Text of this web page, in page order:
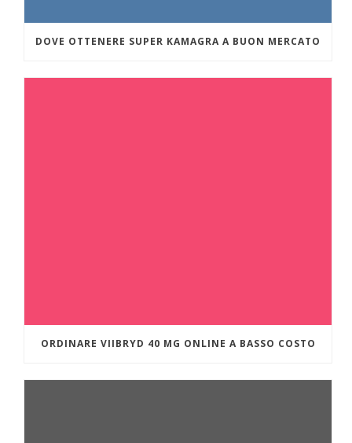
DOVE OTTENERE SUPER KAMAGRA A BUON MERCATO
ORDINARE VIIBRYD 40 MG ONLINE A BASSO COSTO